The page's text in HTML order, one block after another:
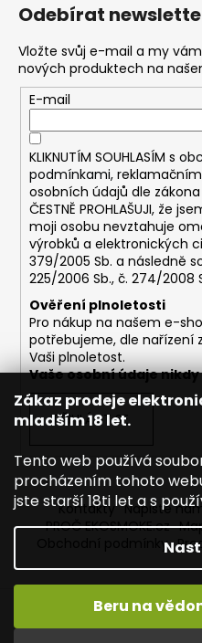
Zákaz prodeje
mladším 18 let.
Tento web používá
procházením tohoto
jste starší 18ti let a s
Beru na
ŽHAVÍCÍ
HLAVA
1,8OHM
43
Kč
Odebírat
Vložte svůj e-mail a my
nových produktech na
E-mail
KLIKNUTÍM SOUHLASÍM s
podmínkami,
osobních údajů dle
ČESTNĚ PROHLAŠUJI, že
moji osobu nevztahuje
výrobků a elektronických
379/2005 Sb. a následně
225/2006 Sb., č. 274/2008
Ověření plnoletosti
Pro nákup na našem e-
potřebujeme, dle nařízení
Vaši plnoletost.
Vaše osobní údaje
PŘIHLÁSIT SE
Kontakty Napište
PROČ EKOSMOKE.cz
Obchodní podmínky
Copyright 2026